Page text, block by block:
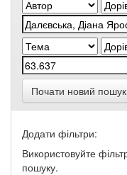
Почати новий пошук
Додати фільтри:
Використовуйте
пошуку.